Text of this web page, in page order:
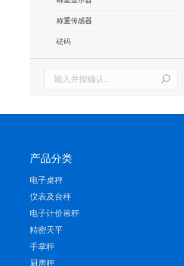
称重传感器
砝码
索：
产品分类
电子桌秤
仪表及台秤
电子计价吊秤
精密天平
手掌秤
厨房秤